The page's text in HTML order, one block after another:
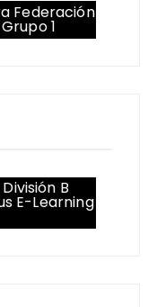
Federación
1
B
E-Learning